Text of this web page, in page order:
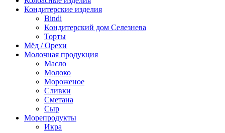
Кондитерские изделия
Bindi
Кондитерский дом Селезнева
Торты
Мёд / Орехи
Молочная продукция
Масло
Молоко
Мороженое
Сливки
Сметана
Сыр
Морепродукты
Икра